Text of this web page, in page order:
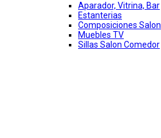
Aparador, Vitrina, Bar
Estanterias
Composiciones Salon
Muebles TV
Sillas Salon Comedor